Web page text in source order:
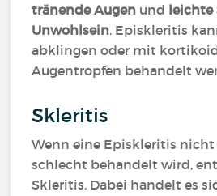
tränende Augen und leichte
Unwohlsein. Episkleritis
abklingen oder mit
Augentropfen behandelt
Skleritis
Wenn eine Episkleritis
schlecht behandelt wird,
Skleritis. Dabei handelt es